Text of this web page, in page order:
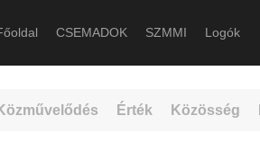
CSEMADOK SZMMI Logók
Érték Közösség